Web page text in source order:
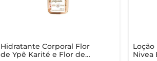
Hidratante Corporal Flor
de Ypê Karité e Flor de
Nivea